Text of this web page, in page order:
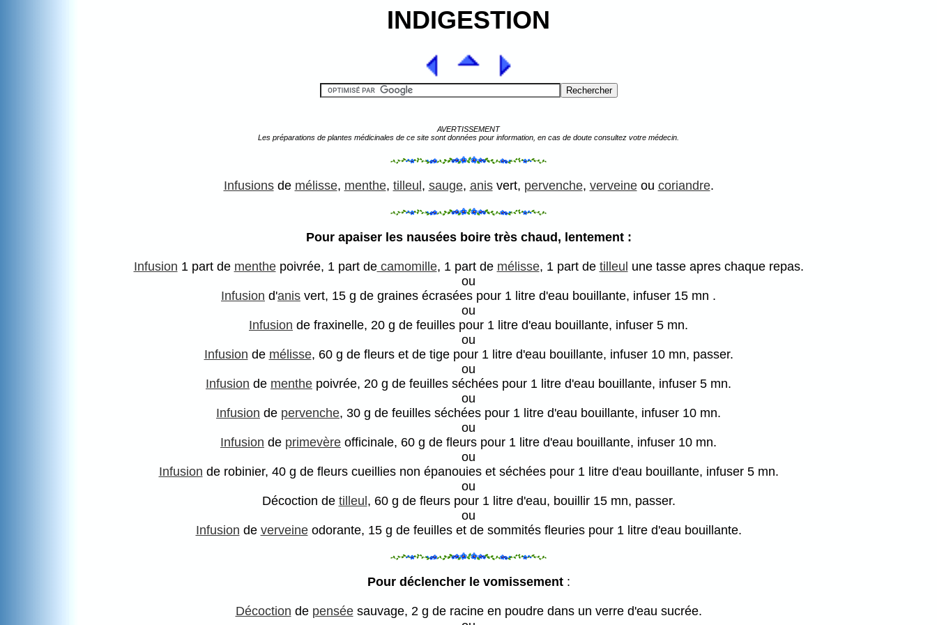
INDIGESTION
AVERTISSEMENT
Les préparations de plantes médicinales de ce site sont données pour information, en cas de doute consultez votre médecin.
Infusionsde mélisse, menthe, tilleul , sauge, anisvert, pervenche, verveineou coriandre.
Pour apaiser les nausées boire très chaud, lentement :
Infusion 1 part de menthepoivrée, 1 part decamomille, 1 part de mélisse, 1 part de tilleul une tasse apres chaque repas.
ou
Infusion d'anis vert, 15 g de graines écrasées pour 1 litre d'eau bouillante, infuser 15 mn .
ou
Infusion de fraxinelle, 20 g de feuilles pour 1 litre d'eau bouillante, infuser 5 mn.
ou
Infusion de mélisse, 60 g de fleurs et de tige pour 1 litre d'eau bouillante, infuser 10 mn, passer.
ou
Infusion de menthe poivrée, 20 g de feuilles séchées pour 1 litre d'eau bouillante, infuser 5 mn.
ou
Infusion de pervenche, 30 g de feuilles séchées pour 1 litre d'eau bouillante, infuser 10 mn.
ou
Infusion de primevère officinale, 60 g de fleurs pour 1 litre d'eau bouillante, infuser 10 mn.
ou
Infusion de robinier, 40 g de fleurs cueillies non épanouies et séchées pour 1 litre d'eau bouillante, infuser 5 mn.
ou
Décoction de tilleul , 60 g de fleurs pour 1 litre d'eau, bouillir 15 mn, passer.
ou
Infusion de verveineodorante, 15 g de feuilles et de sommités fleuries pour 1 litre d'eau bouillante.
Pour déclencher le vomissement:
Décoction de penséesauvage, 2 g de racine en poudre dans un verre d'eau sucrée.